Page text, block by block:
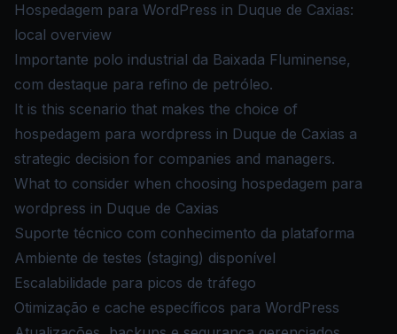
Hospedagem para WordPress in Duque de Caxias:
local overview
Importante polo industrial da Baixada Fluminense,
com destaque para refino de petróleo.
It is this scenario that makes the choice of
hospedagem para wordpress in Duque de Caxias a
strategic decision for companies and managers.
What to consider when choosing hospedagem para
wordpress in Duque de Caxias
Suporte técnico com conhecimento da plataforma
Ambiente de testes (staging) disponível
Escalabilidade para picos de tráfego
Otimização e cache específicos para WordPress